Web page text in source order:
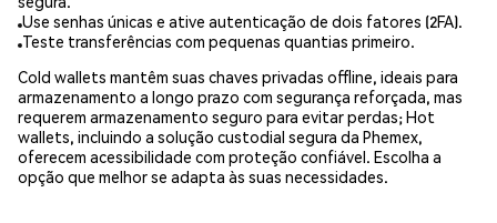
Use senhas únicas e ative autenticação de dois fatores (2FA).
Teste transferências com pequenas quantias primeiro.
Cold wallets mantêm suas chaves privadas offline, ideais para
armazenamento a longo prazo com segurança reforçada, mas
requerem armazenamento seguro para evitar perdas; Hot
wallets, incluindo a solução custodial segura da Phemex,
oferecem acessibilidade com proteção confiável. Escolha a
opção que melhor se adapta às suas necessidades.